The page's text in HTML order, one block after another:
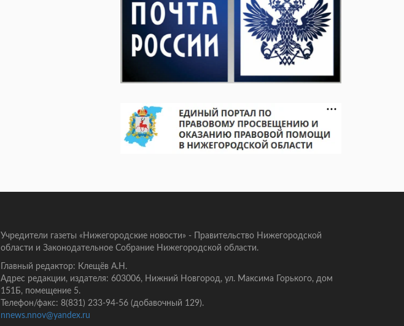
Учредители газеты «Нижегородские новости» - Правительство Нижегородской
области и Законодательное Собрание Нижегородской области.
Главный редактор: Клещёв А.Н.
Адрес редакции, издателя: 603006, Нижний Новгород, ул. Максима Горького, дом
151Б, помещение 5.
Телефон/факс: 8(831) 233-94-56 (добавочный 129).
nnews.nnov@yandex.ru